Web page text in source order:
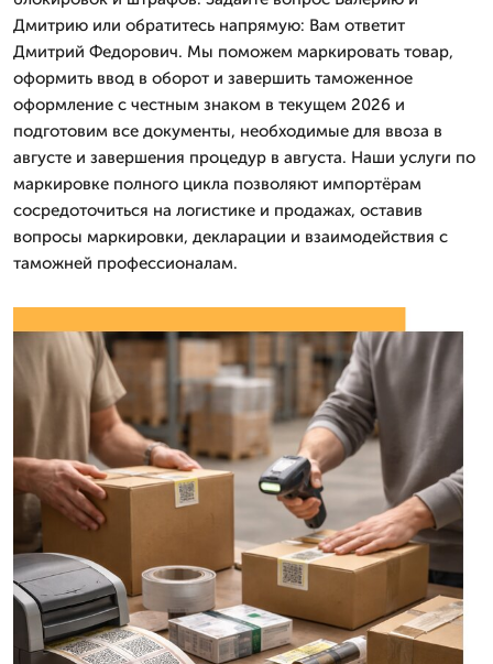
Дмитрию или обратитесь напрямую: Вам ответит
Дмитpий Федорович. Мы поможем маркировать товар,
оформить ввод в оборот и завершить таможенное
оформление с честным знаком в текущем 2026 и
подготовим все документы, необходимые для ввоза в
августе и завершения процедур в августа. Наши услуги по
маркировке полного цикла позволяют импортёрам
сосредоточиться на логистике и продажах, оставив
вопросы маркировки, декларации и взаимодействия с
таможней профессионалам.